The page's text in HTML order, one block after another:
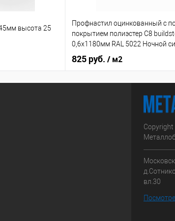
высота 25
Профнастил оцинкованный с
покрытием полиэстер С8
0,6х1180мм RAL 5022 Ночной
825 руб. / м2
вл.30